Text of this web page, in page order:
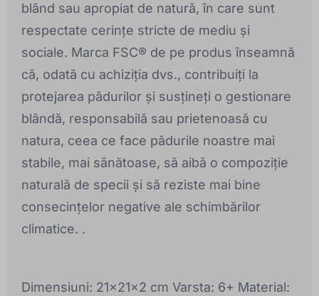
blând sau apropiat de natură, în care sunt
respectate cerințe stricte de mediu și
sociale. Marca FSC® de pe produs înseamnă
că, odată cu achiziția dvs., contribuiți la
protejarea pădurilor și susțineți o gestionare
blândă, responsabilă sau prietenoasă cu
natura, ceea ce face pădurile noastre mai
stabile, mai sănătoase, să aibă o compoziție
naturală de specii și să reziste mai bine
consecințelor negative ale schimbărilor
climatice. .
Dimensiuni: 21x21x2 cm Varsta: 6+ Material: